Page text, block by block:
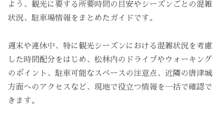
よう、観光に要する所要時間の目安やシーズンごとの混雑
状況、駐車場情報をまとめたガイドです。
週末や連休中、特に観光シーズンにおける混雑状況を考慮
した時間配分をはじめ、松林内のドライブやウォーキング
のポイント、駐車可能なスペースの注意点、近隣の唐津城
方面へのアクセスなど、現地で役立つ情報を一括で確認で
きます。